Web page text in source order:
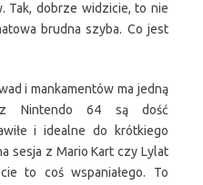
Tak, dobrze widzicie, to nie
brudna szyba. Co jest
i mankamentów ma jedną
Nintendo 64 są dość
i idealne do krótkiego
sesja z Mario Kart czy Lylat
to coś wspaniałego. To